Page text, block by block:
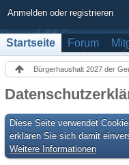
Anmelden oder registrieren
Startseite Forum
Bürgerhaushalt 2027 der
Diese Seite verwendet
erklären Sie sich damit
Weitere Informationen